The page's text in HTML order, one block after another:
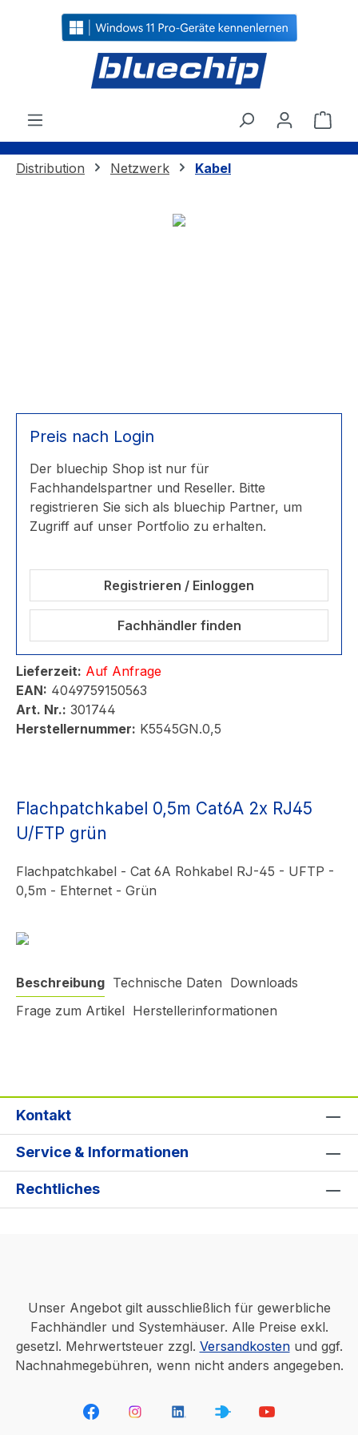
springen
Distribution Netzwerk Kabel
Bildergalerie überspringen
Preis nach Login
Der bluechip Shop ist nur für
Fachhandelspartner und Reseller. Bitte
registrieren Sie sich als bluechip Partner, um
Zugriff auf unser Portfolio zu erhalten.
Registrieren / Einloggen
Fachhändler finden
Lieferzeit: Auf Anfrage
EAN: 4049759150563
Art. Nr.: 301744
Herstellernummer: K5545GN.0,5
Flachpatchkabel 0,5m Cat6A 2x RJ45
U/FTP grün
Flachpatchkabel - Cat 6A Rohkabel RJ-45 - UFTP -
0,5m - Ehternet - Grün
Beschreibung Technische Daten Downloads
Frage zum Artikel Herstellerinformationen
Kontakt
Service & Informationen
Rechtliches
Unser Angebot gilt ausschließlich für gewerbliche
Fachhändler und Systemhäuser. Alle Preise exkl.
gesetzl. Mehrwertsteuer zzgl. Versandkostenund ggf.
Nachnahmegebühren, wenn nicht anders angegeben.